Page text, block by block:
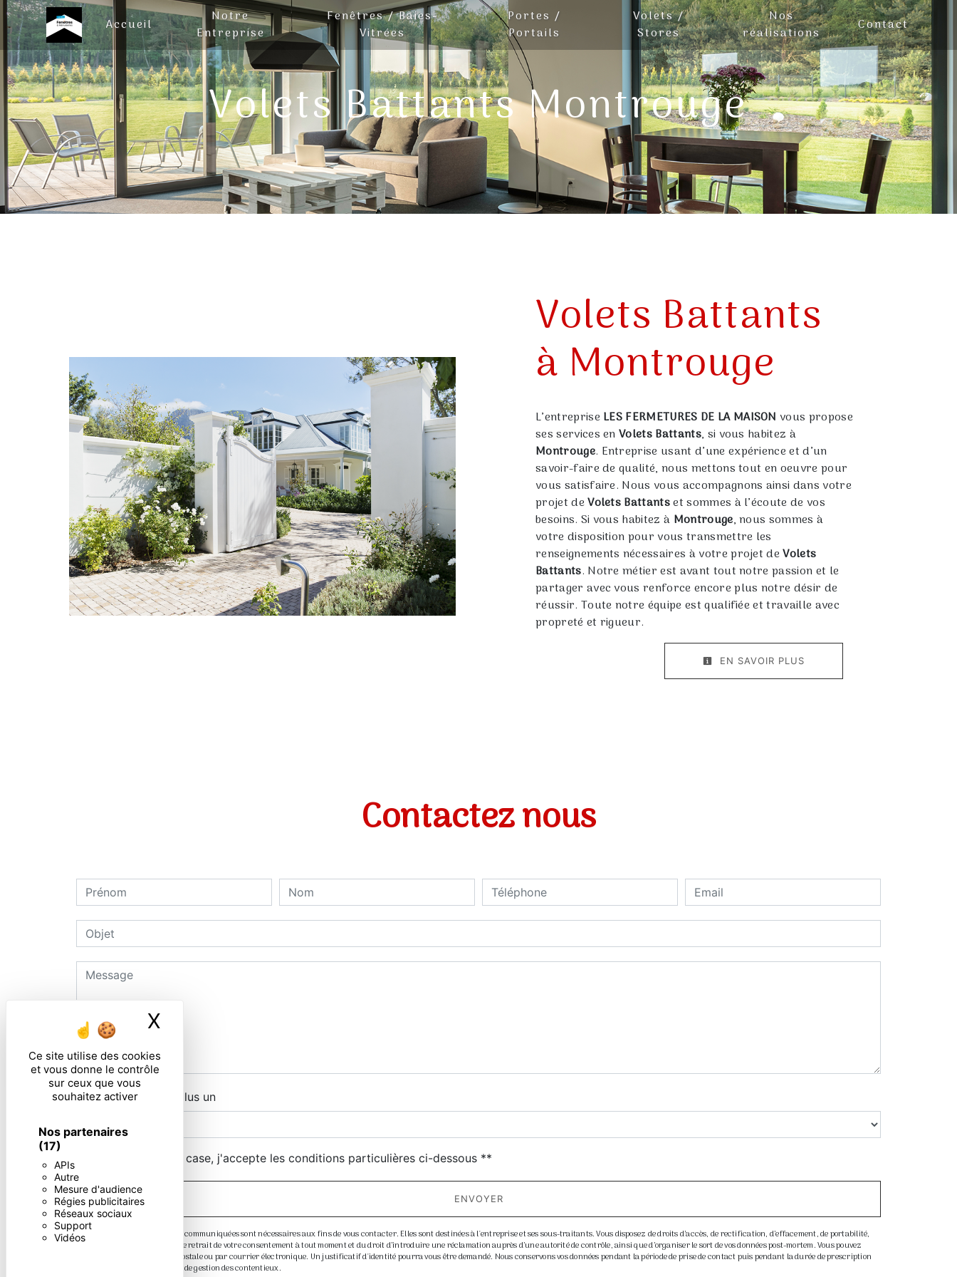
Panneau de gestion des cookies
Ce site utilise des cookies
et vous donne le contrôle
sur ceux que vous
souhaitez activer
Nos partenaires
(17)
APIs
Autre
Mesure d'audience
Régies publicitaires
Réseaux sociaux
Support
Vidéos
X
Accueil
Notre
Entreprise
Fenêtres / Baies-
Vitrées
Portes /
Portails
Volets /
Stores
Nos
réalisations
Contact
Volets Battants Montrouge
Volets Battants
à Montrouge
L’entrepriseLES FERMETURES DE LA MAISON vous propose
ses services enVolets Battants, si vous habitez à
Montrouge. Entreprise usant d’une expérience et d’un
savoir-faire de qualité, nous mettons tout en oeuvre pour
vous satisfaire. Nous vous accompagnons ainsi dans votre
projet deVolets Battantset sommes à l’écoute de vos
besoins. Si vous habitez à Montrouge, nous sommes à
votre disposition pour vous transmettre les
renseignements nécessaires à votre projet deVolets
Battants. Notre métier est avant tout notre passion et le
partager avec vous renforce encore plus notre désir de
réussir. Toute notre équipe est qualifiée et travaille avec
propreté et rigueur.
EN SAVOIR PLUS
Contactez nous
Combien font huit plus un
En cochant cette case, j'accepte les conditions particulières ci-dessous **
ENVOYER
** Les données personnelles communiquées sont nécessaires aux fins de vous contacter. Elles sont destinées à l'entreprise et ses sous-traitants. Vous disposez de droits d’accès, de rectification, d’effacement, de portabilité,
de limitation, d’opposition, de retrait de votre consentement à tout moment et du droit d’introduire une réclamation auprès d’une autorité de contrôle, ainsi que d’organiser le sort de vos données post-mortem. Vous pouvez
exercer ces droits par voie postale ou par courrier électronique. Un justificatif d'identité pourra vous être demandé. Nous conservons vos données pendant la période de prise de contact puis pendant la durée de prescription
légale aux fins probatoire et de gestion des contentieux.